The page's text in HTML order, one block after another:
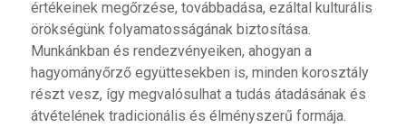
értékeinek megőrzése, továbbadása, ezáltal kulturális
örökségünk folyamatosságának biztosítása.
Munkánkban és rendezvényeiken, ahogyan a
hagyományőrző együttesekben is, minden korosztály
részt vesz, így megvalósulhat a tudás átadásának és
átvételének tradicionális és élményszerű formája.